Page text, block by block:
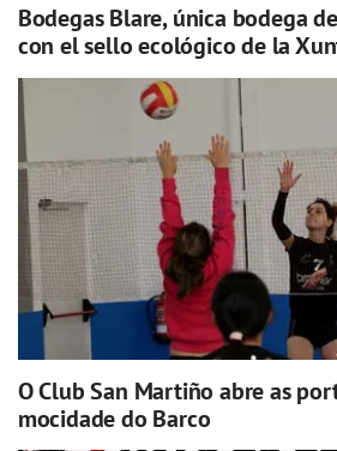
Bodegas Blare, única bodega
con el sello ecológico de la
O Club San Martiño abre as
mocidade do Barco